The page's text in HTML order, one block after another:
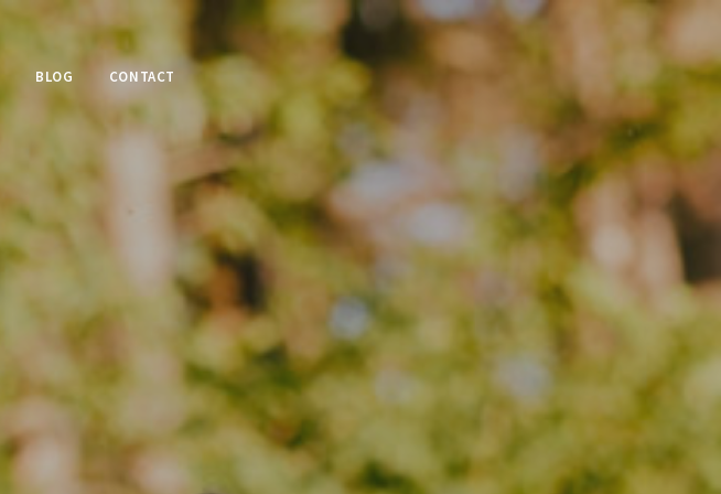
BLOG CONTACT